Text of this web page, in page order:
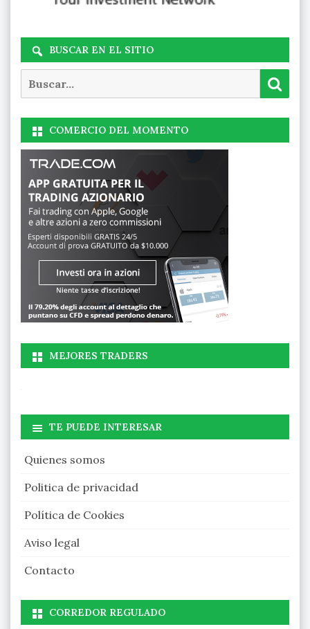
BUSCAR EN EL SITIO
COMERCIO DEL MOMENTO
MEJORES TRADERS
TE PUEDE INTERESAR
Quienes somos
Politica de privacidad
Política de Cookies
Aviso legal
Contacto
CORREDOR REGULADO